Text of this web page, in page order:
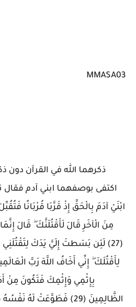
MMASA03
ذكرهما الله في القرآن
اكتفى بوصفهما ابني آدم فقال
ابْنَيْ آدَمَ بِالْحَقِّ إِذْ قَرَّبَا قُرْبَانًا
مِنَ الْآخَرِ قَالَ لَأَقْتُلَنَّكَ ۖ قَالَ
(27) لَئِن بَسَطتَ إِلَيَّ يَدَكَ
بِإِثْمِي وَإِثْمِكَ فَتَكُونَ مِنْ
الظَّالِمِينَ (29) فَطَوَّعَتْ